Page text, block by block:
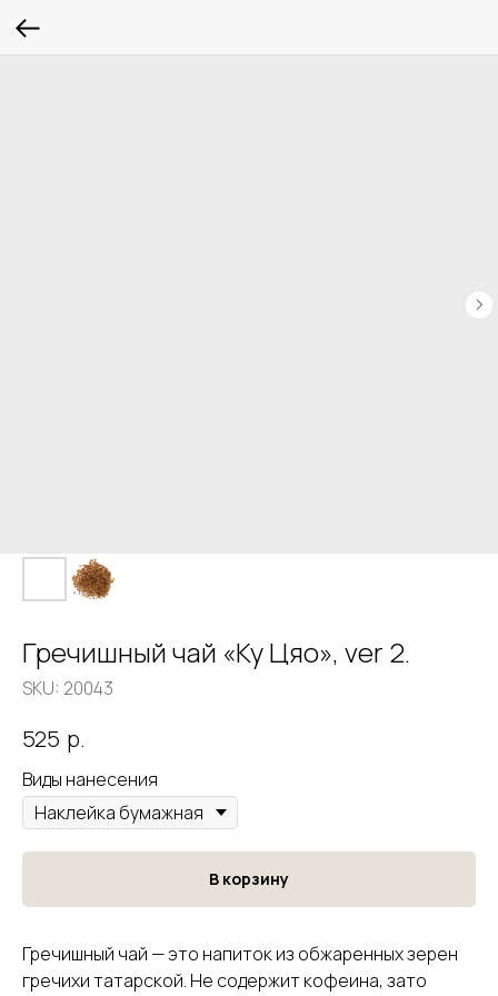
Гречишный чай «Ку Цяо», ver 2.
SKU: 20043
525 р.
Виды нанесения
В корзину
Гречишный чай — это напиток из обжаренных зерен
гречихи татарской. Не содержит кофеина, зато